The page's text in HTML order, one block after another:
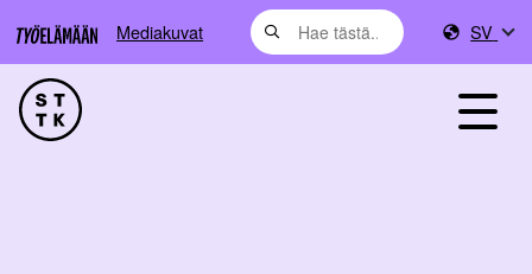
Mediakuvat SV